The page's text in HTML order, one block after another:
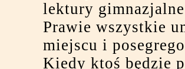
lektury
Prawie wszystkie
miejscu i
Kiedy ktoś będzie